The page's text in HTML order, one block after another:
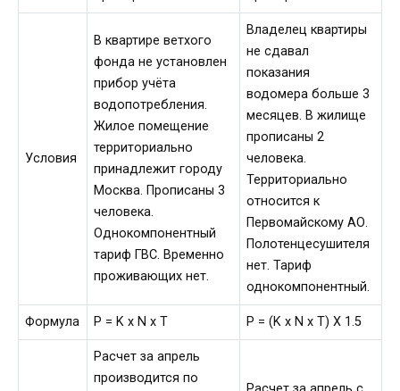
Условия
В квартире ветхого
фонда не установлен
прибор учёта
водопотребления.
Жилое помещение
территориально
принадлежит городу
Москва. Прописаны 3
человека.
Однокомпонентный
тариф ГВС. Временно
проживающих нет.
Владелец квартиры
не сдавал
показания
водомера больше 3
месяцев. В жилище
прописаны 2
человека.
Территориально
относится к
Первомайскому АО.
Полотенцесушителя
нет. Тариф
однокомпонентный.
Формула P = K x N x T P = (K x N x T) Х 1.5
Расчет за апрель
производится по